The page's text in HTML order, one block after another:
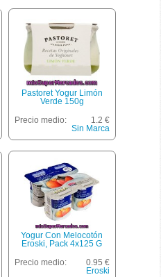
Pastoret Yogur Limón
Verde 150g
Precio medio:
1.2 €
Sin Marca
Yogur Con Melocotón
Eroski, Pack 4x125 G
Precio medio:
0.95 €
Eroski